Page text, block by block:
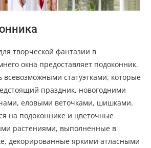
творческой фантазии в
окна предоставляет подоконник.
всевозможными статуэтками, которые
праздник, новогодними
еловыми веточками, шишками.
на подоконнике и цветочные
растениями, выполненные в
декорированные яркими атласными